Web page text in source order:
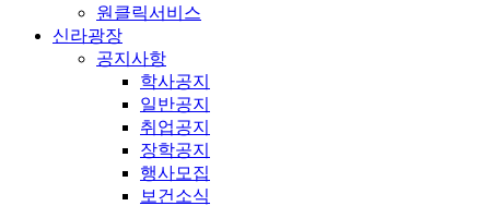
원클릭서비스
신라광장
공지사항
학사공지
일반공지
취업공지
장학공지
행사모집
보건소식